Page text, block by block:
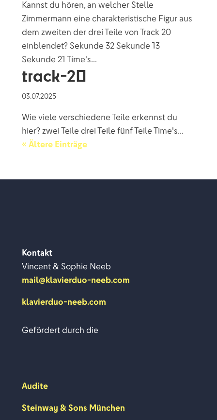
Kannst du hören, an welcher Stelle
Zimmermann eine charakteristische Figur aus
dem zweiten der drei Teile von Track 20
einblendet? Sekunde 32 Sekunde 13
Sekunde 21 Time's...
track-20
03.07.2025
Wie viele verschiedene Teile erkennst du
hier? zwei Teile drei Teile fünf Teile Time's...
« Ältere Einträge
Kontakt
Vincent & Sophie Neeb
mail@klavierduo-neeb.com
klavierduo-neeb.com
Gefördert durch die
Audite
Steinway & Sons München